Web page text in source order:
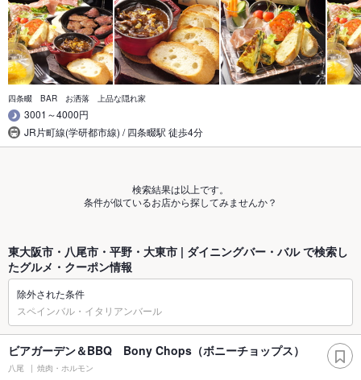
四条畷 BAR お洒落 上品な隠れ家
3001～4000円
JR片町線(学研都市線) / 四条畷駅 徒歩4分
検索結果は以上です。
条件が似ているお店から探してみませんか？
東大阪市・八尾市・平野・大東市 | ダイニングバー・バル で検索し
たグルメ・クーポン情報
除外された条件
スペインバル・イタリアンバール
ビアガーデン＆BBQ Bony Chops（ボニーチョップス）
八尾 焼肉・ホルモン